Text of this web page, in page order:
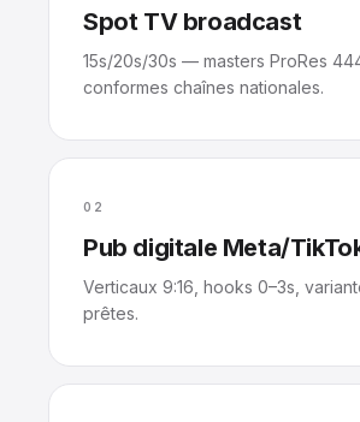
Spot TV broadcast
15s/20s/30s — masters ProRes
conformes chaînes nationales.
02
Pub digitale Meta/
Verticaux 9:16, hooks 0–3s,
prêtes.